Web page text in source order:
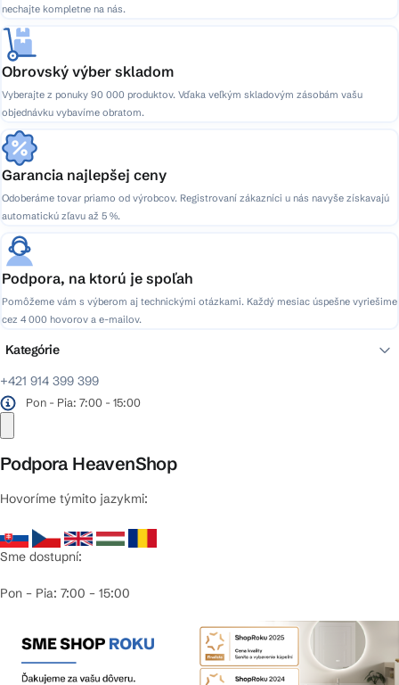
nechajte kompletne na nás.
Obrovský výber skladom
Vyberajte z ponuky 90 000 produktov. Vďaka veľkým skladovým zásobám vašu
objednávku vybavíme obratom.
Garancia najlepšej ceny
Odoberáme tovar priamo od výrobcov. Registrovaní zákazníci u nás navyše získavajú
automatickú zľavu až 5 %.
Podpora, na ktorú je spoľah
Pomôžeme vám s výberom aj technickými otázkami. Každý mesiac úspešne vyriešime
cez 4 000 hovorov a e-mailov.
+421 914 399 399
Pon - Pia: 7:00 - 15:00
Podpora HeavenShop
Hovoríme týmito jazykmi:
Sme dostupní:
Pon – Pia: 7:00 – 15:00
Kategórie